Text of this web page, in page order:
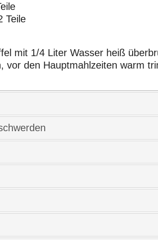
Teile
mit 1/4 Liter Wasser heiß
vor den Hauptmahlzeiten warm